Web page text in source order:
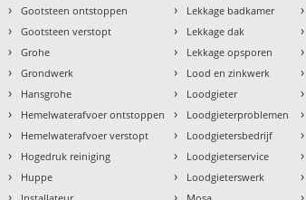
› Gootsteen ontstoppen
› Gootsteen verstopt
› Grohe
› Grondwerk
› Hansgrohe
› Hemelwaterafvoer ontstoppen
› Hemelwaterafvoer verstopt
› Hogedruk reiniging
› Huppe
› Lekkage badkamer
› Lekkage dak
› Lekkage opsporen
› Lood en zinkwerk
› Loodgieter
› Loodgieterproblemen
› Loodgietersbedrijf
› Loodgieterservice
› Loodgieterswerk
›
›
›
›
›
›
›
›
›